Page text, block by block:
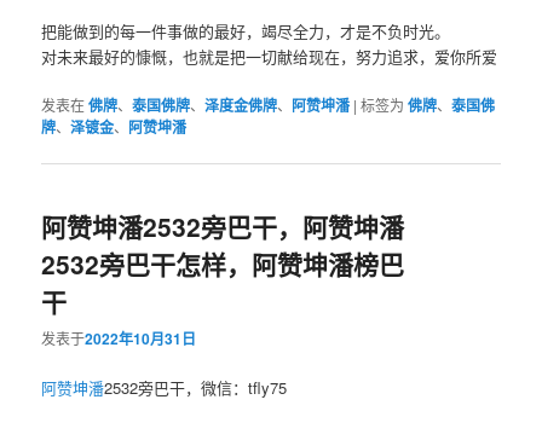
把能做到的每一件事做的最好，竭尽全力，才是不负时光。
对未来最好的慷慨，也就是把一切献给现在，努力追求，爱你所爱
发表在佛牌、泰国佛牌、泽度金佛牌、 阿赞坤潘 |标签为 佛牌、泰国佛
牌、泽镀金、 阿赞坤潘
阿赞坤潘2532旁巴干，阿赞坤潘
2532旁巴干怎样，阿赞坤潘榜巴
干
发表于2022年10月31日
阿赞坤潘2532旁巴干，微信：tfly75